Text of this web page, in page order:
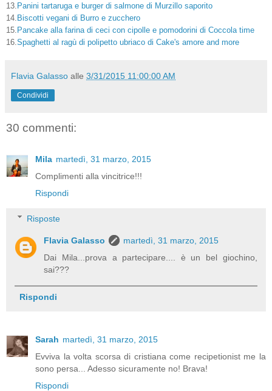
13. Panini tartaruga e burger di salmone di Murzillo saporito
14. Biscotti vegani di Burro e zucchero
15. Pancake alla farina di ceci con cipolle e pomodorini di Coccola time
16. Spaghetti al ragù di polipetto ubriaco di Cake's amore and more
Flavia Galasso alle 3/31/2015 11:00:00 AM
Condividi
30 commenti:
Mila martedì, 31 marzo, 2015
Complimenti alla vincitrice!!!
Rispondi
Risposte
Flavia Galasso
martedì, 31 marzo, 2015
Dai Mila...prova a partecipare.... è un bel giochino,
sai???
Rispondi
Sarah martedì, 31 marzo, 2015
Evviva la volta scorsa di cristiana come recipetionist me la
sono persa... Adesso sicuramente no! Brava!
Rispondi